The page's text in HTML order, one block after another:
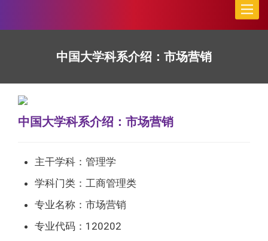
Toggle
中国大学科系介绍：市场营销
中国大学科系介绍：市场营销
主干学科：管理学
学科门类：工商管理类
专业名称：市场营销
专业代码：120202